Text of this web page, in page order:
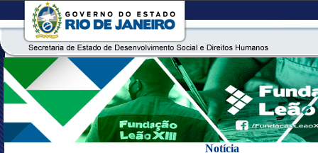
Notícia